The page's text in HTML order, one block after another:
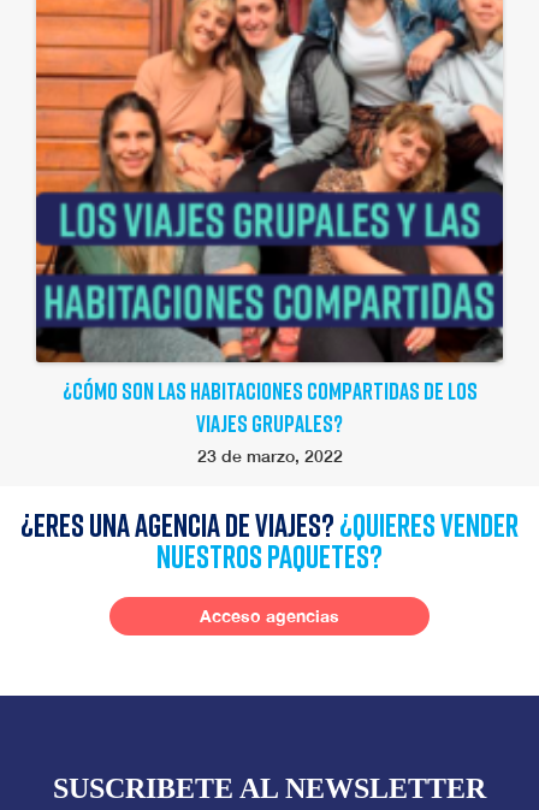
¿CÓMO SON LAS HABITACIONES COMPARTIDAS DE LOS
VIAJES GRUPALES?
23 de marzo, 2022
¿Eres una agencia de viajes?¿quieres vender
nuestros paquetes?
Acceso agencias
SUSCRIBETE AL NEWSLETTER